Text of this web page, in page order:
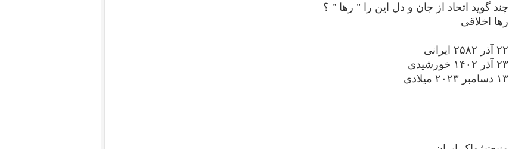
چند گوید اتحاد از جان و دل این را " رها " ؟
رها اخلاقی
۲۲ آذر ۲۵۸۲ ایرانی
۲۳ آذر ۱۴۰۲ خورشیدی
۱۳ دسامبر ۲۰۲۳ میلادی